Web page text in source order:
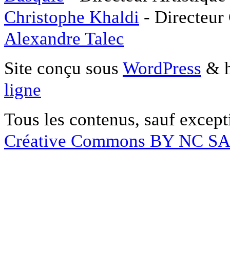
Christophe Khaldi -
Alexandre Talec
Site conçu sous WordPress &
ligne
Tous les contenus, sauf
Créative Commons BY NC SA